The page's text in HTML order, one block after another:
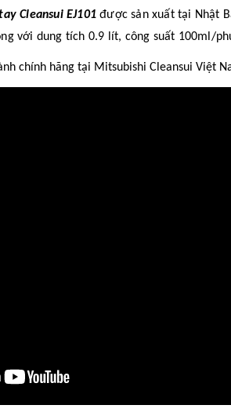
Cleansui EJ101 được sản xuất tại Nhật
với dung tích 0.9 lít, công suất 100ml/
chính hãng tại Mitsubishi Cleansui Việt